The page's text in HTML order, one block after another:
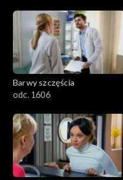
Barwy szczęścia
odc. 1606